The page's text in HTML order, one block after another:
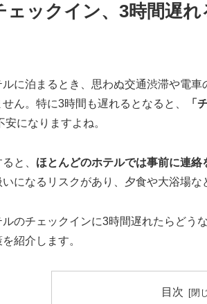
ェックイン、3時間遅
に泊まるとき、思わぬ交通渋滞や電
ん。特に3時間も遅れるとなると、
「
安になりますよね。
と、 ほとんどのホテルでは事前に連
になるリスクがあり、夕食や大浴場
のチェックインに3時間遅れたらどう
紹介します。
目次